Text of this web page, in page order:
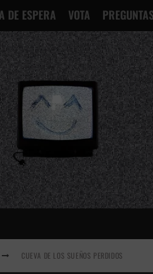
DE ESPERA VOTA
CUEVA DE LOS SUEÑOS PERDIDOS